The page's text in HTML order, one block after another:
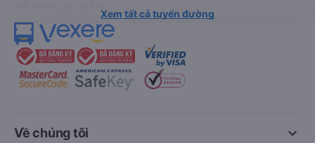
Xem tất cả tuyến đường
keyboard_arrow_down
Về chúng tôi